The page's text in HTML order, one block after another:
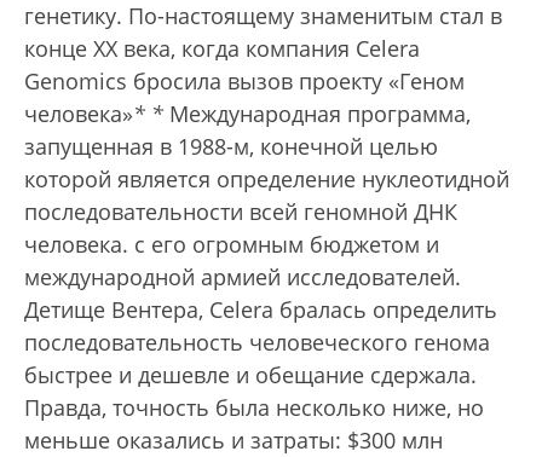
генетику. По-настоящему знаменитым стал в
конце ХХ века, когда компания Celera
Genomics бросила вызов проекту «Геном
человека»* * Международная программа,
запущенная в 1988-м, конечной целью
которой является определение нуклеотидной
последовательности всей геномной ДНК
человека. с его огромным бюджетом и
международной армией исследователей.
Детище Вентера, Celera бралась определить
последовательность человеческого генома
быстрее и дешевле и обещание сдержала.
Правда, точность была несколько ниже, но
меньше оказались и затраты: $300 млн